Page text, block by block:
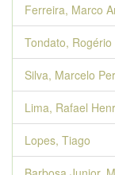
Ferreira, Marco
Tondato, Rogério
Silva, Marcelo
Lima, Rafael
Lopes, Tiago